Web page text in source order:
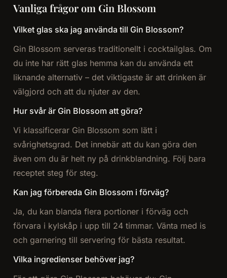
Vanliga frågor om Gin Blossom
Vilket glas ska jag använda till Gin Blossom?
Gin Blossom serveras traditionellt i cocktailglas. Om
du inte har rätt glas hemma kan du använda ett
liknande alternativ – det viktigaste är att drinken är
välgjord och att du njuter av den.
Hur svår är Gin Blossom att göra?
Vi klassificerar Gin Blossom som lätt i
svårighetsgrad. Det innebär att du kan göra den
även om du är helt ny på drinkblandning. Följ bara
receptet steg för steg.
Kan jag förbereda Gin Blossom i förväg?
Ja, du kan blanda flera portioner i förväg och
förvara i kylskåp i upp till 24 timmar. Vänta med is
och garnering till servering för bästa resultat.
Vilka ingredienser behöver jag?